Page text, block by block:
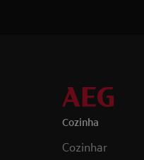
Cozinha
Cozinhar